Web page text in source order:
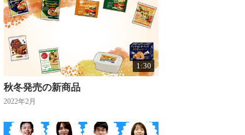
1:30
秋冬発売の新商品
2022年2月